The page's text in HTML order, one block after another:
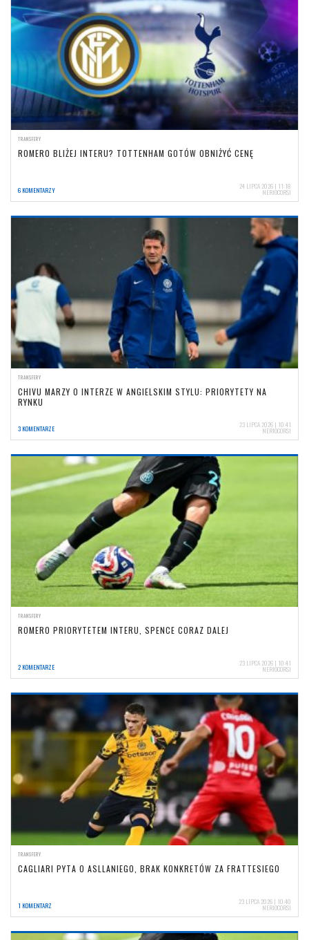
TRANSFERY
ROMERO BLIŻEJ INTERU? TOTTENHAM GOTÓW OBNIŻYĆ CENĘ
6 KOMENTARZY 24 LIPCA 2026 | 11:18
NERIOCORSI
TRANSFERY
CHIVU MARZY O INTERZE W ANGIELSKIM STYLU: PRIORYTETY NA
RYNKU
3 KOMENTARZE 23 LIPCA 2026 | 10:41
NERIOCORSI
TRANSFERY
ROMERO PRIORYTETEM INTERU, SPENCE CORAZ DALEJ
2 KOMENTARZE 23 LIPCA 2026 | 10:41
NERIOCORSI
TRANSFERY
CAGLIARI PYTA O ASLLANIEGO, BRAK KONKRETÓW ZA FRATTESIEGO
1 KOMENTARZ 23 LIPCA 2026 | 10:40
NERIOCORSI